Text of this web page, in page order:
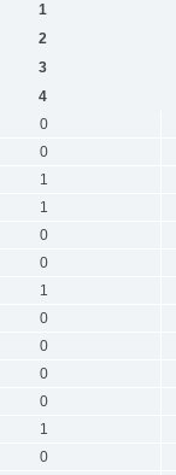
1
2
3
4
0
0
1
1
0
0
1
0
0
0
0
1
0